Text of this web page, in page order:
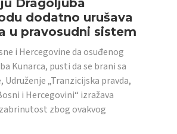
dodatno urušava
u pravosudni sistem
i Hercegovine da osuđenog
Kunarca, pusti da se brani sa
„Tranzicijska pravda,
i Hercegovini“ izražava
zbog ovakvog